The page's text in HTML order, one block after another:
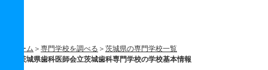
ホーム 専門学校を調べる
茨城県の専門学校一覧
茨城県歯科医師会立茨城歯科専門学校の学校基本情報